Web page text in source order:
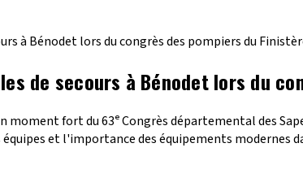
à Bénodet lors du congrès des pompiers du
de secours à Bénodet lors du
moment fort du 63ᵉ Congrès départemental des
et l'importance des équipements modernes